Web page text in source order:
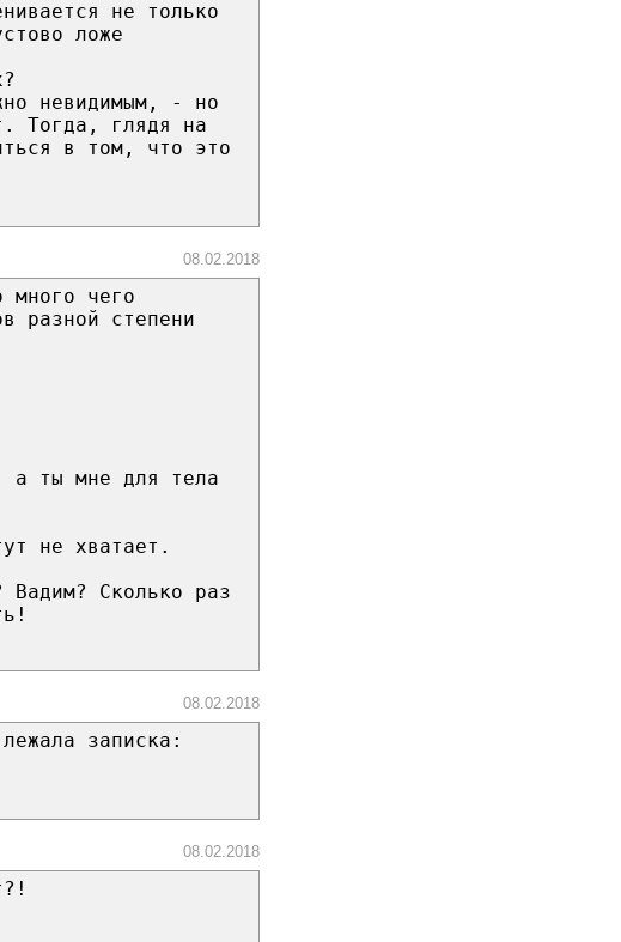
не только
ложе
невидимым, - но
Тогда, глядя на
в том, что это
08.02.2018
много чего
разной степени
а ты мне для тела
не хватает.
Сколько раз
08.02.2018
записка:
08.02.2018